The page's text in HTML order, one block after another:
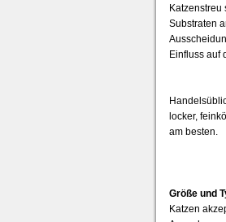
Substraten
Einfluss auf
locker,
am besten.
Größe und
Katzen